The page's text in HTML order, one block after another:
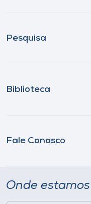
Pesquisa
Biblioteca
Fale Conosco
Onde estamos